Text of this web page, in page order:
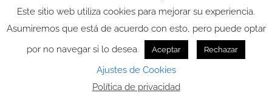
© All rights reserved
Este sitio web utiliza cookies para mejorar su experiencia.
Asumiremos que está de acuerdo con esto, pero puede optar
por no navegar si lo desea.
Aceptar Rechazar
Ajustes de Cookies
Política de privacidad